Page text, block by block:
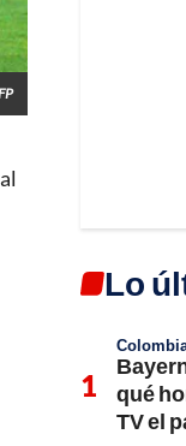
Lo
qué
TV el